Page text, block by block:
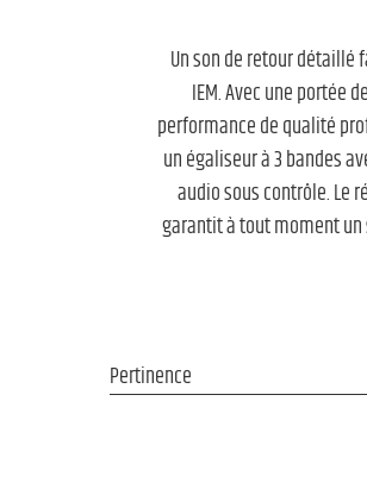
Un son de retour détaillé
IEM. Avec une portée
performance de qualité
un égaliseur à 3 bandes
audio sous contrôle. Le
garantit à tout moment un